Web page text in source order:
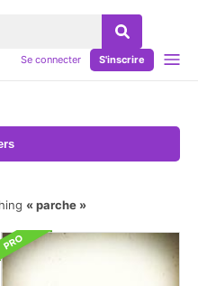
Se connecter S'inscrire
parche